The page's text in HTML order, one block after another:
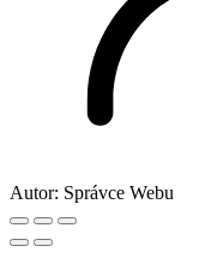
Autor: Správce Webu